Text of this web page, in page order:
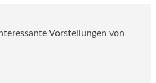
Vorstellungen von